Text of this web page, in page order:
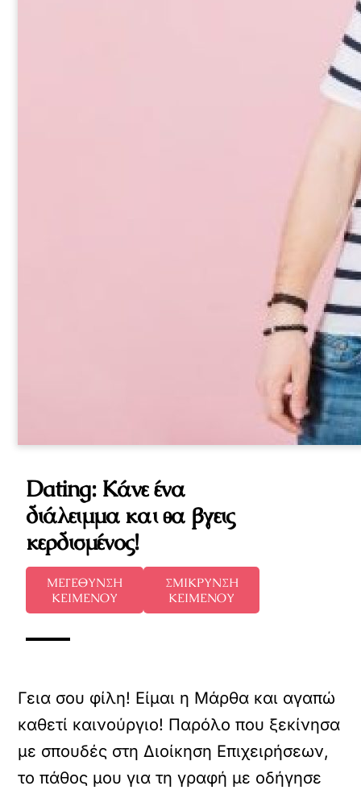
Dating: Κάνε ένα
διάλειμμα και θα βγεις
κερδισμένος!
ΜΕΓΕΘΥΝΣΗ
ΚΕΙΜΕΝΟΥ
ΣΜΙΚΡΥΝΣΗ
ΚΕΙΜΕΝΟΥ
Γεια σου φίλη! Είμαι η Μάρθα και αγαπώ
καθετί καινούργιο! Παρόλο που ξεκίνησα
με σπουδές στη Διοίκηση Επιχειρήσεων,
το πάθος μου για τη γραφή με οδήγησε